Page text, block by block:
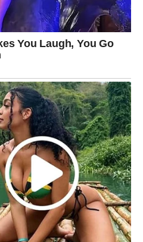
koliko si zapravo jak/a.